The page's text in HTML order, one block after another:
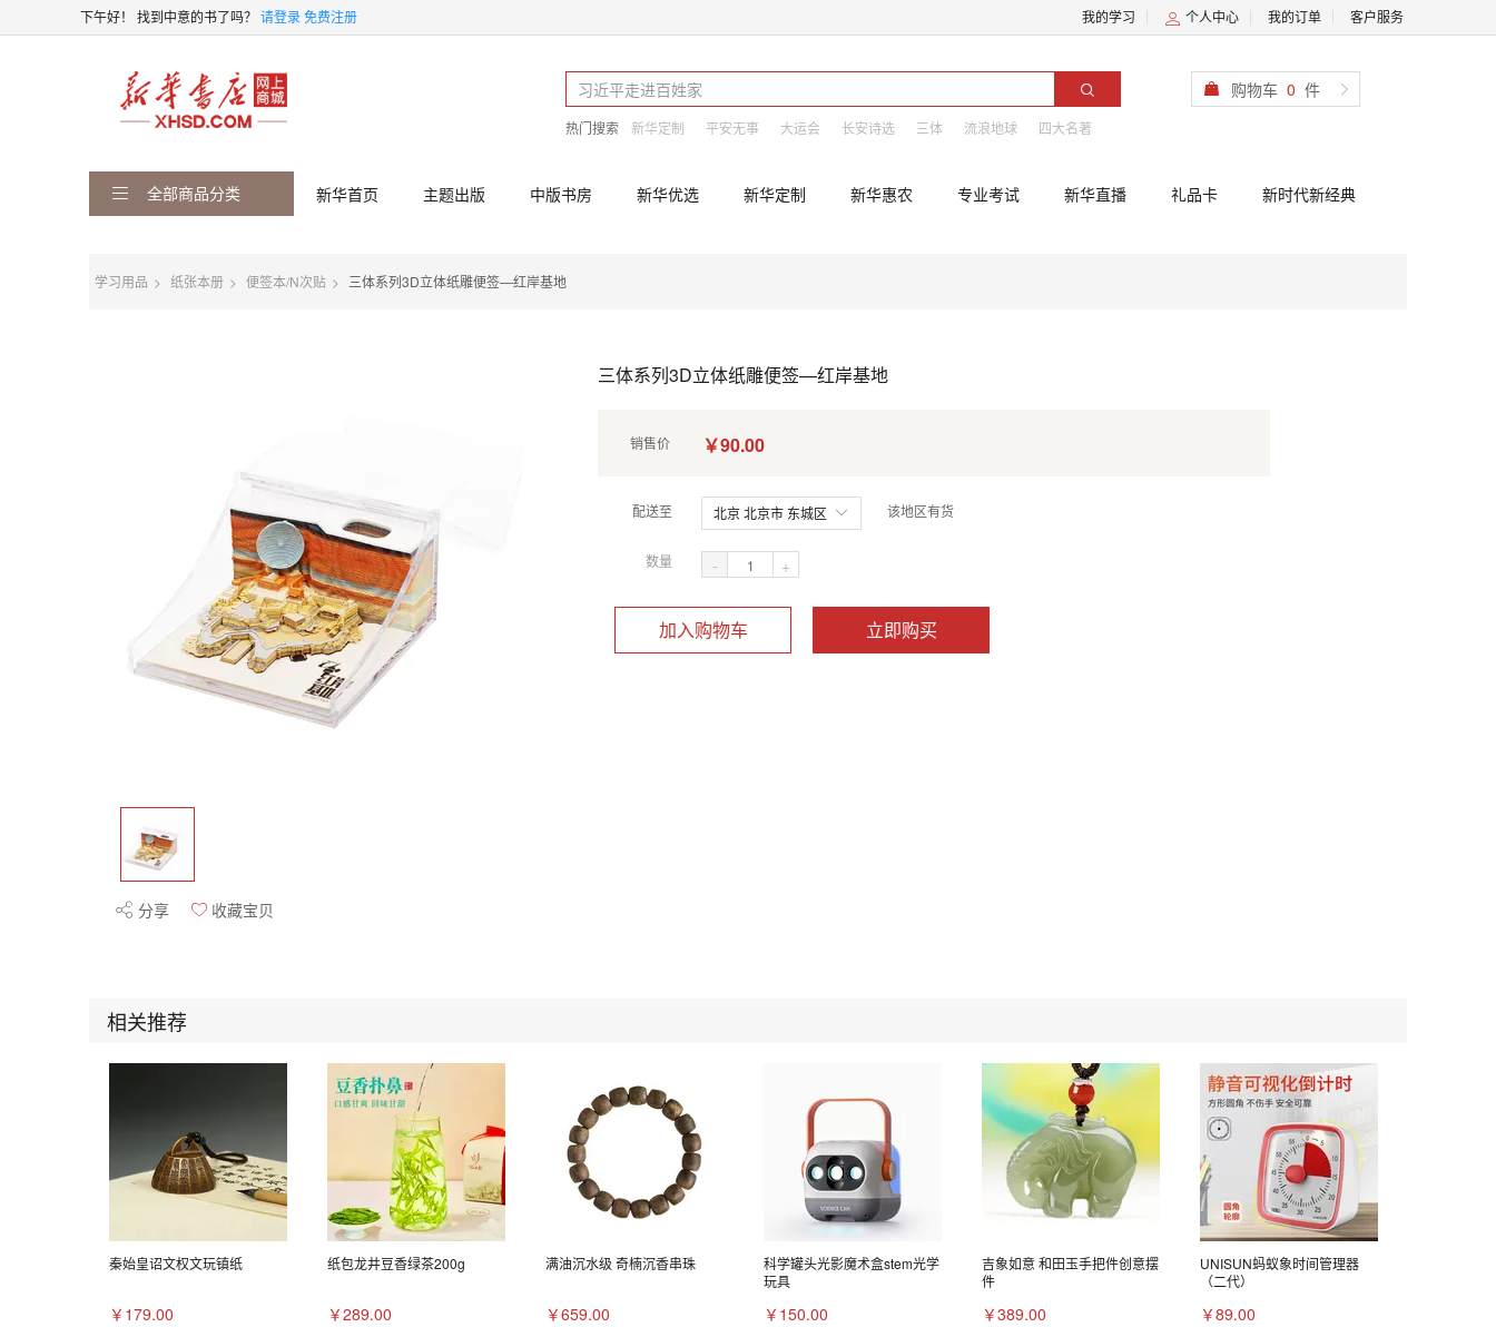
下午好！ 找到中意的书了吗？ 请登录免费注册 我的学习 个人中心 我的订单 客户服务
热门搜索 新华定制 平安无事 大运会 长安诗选 三体 流浪地球 四大名著
购物车 0 件
全部商品分类 新华首页 主题出版 中版书房 新华优选 新华定制 新华惠农 专业考试 新华直播 礼品卡 新时代新经典
学习用品 纸张本册 便签本/N次贴 三体系列3D立体纸雕便签—红岸基地
分享 收藏宝贝
三体系列3D立体纸雕便签—红岸基地
销售价 ￥90.00
配送至 北京 北京市 东城区 该地区有货
数量 - +
加入购物车 立即购买
相关推荐
秦始皇诏文权文玩镇纸
￥179.00
纸包龙井豆香绿茶200g
￥289.00
满油沉水级 奇楠沉香串珠
￥659.00
科学罐头光影魔术盒stem光学
玩具
￥150.00
吉象如意 和田玉手把件创意摆
件
￥389.00
UNISUN蚂蚁象时间管理器
（二代）
￥89.00